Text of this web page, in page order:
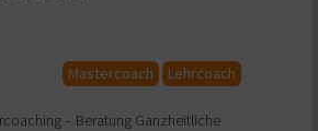
Mastercoach Lehrcoach
– Beratung Ganzheitliche